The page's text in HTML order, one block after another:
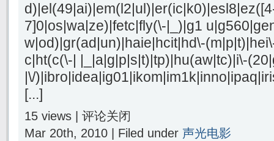
7]0|os|wa|ze)|fetc|fly(\-|_)|g1
w|od)|gr(ad|un)|haie|hcit|hd\-
c|ht(c(\-| |_|a|g|p|s|t)|tp)|hu(aw|tc)|i\-
|\/
[...]
15 views | 评论关闭
Mar 20th, 2010 | Filed under 声光电影